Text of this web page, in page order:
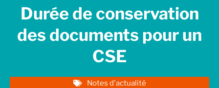
Durée de conservation
des documents pour un
CSE
Notes d'actualité